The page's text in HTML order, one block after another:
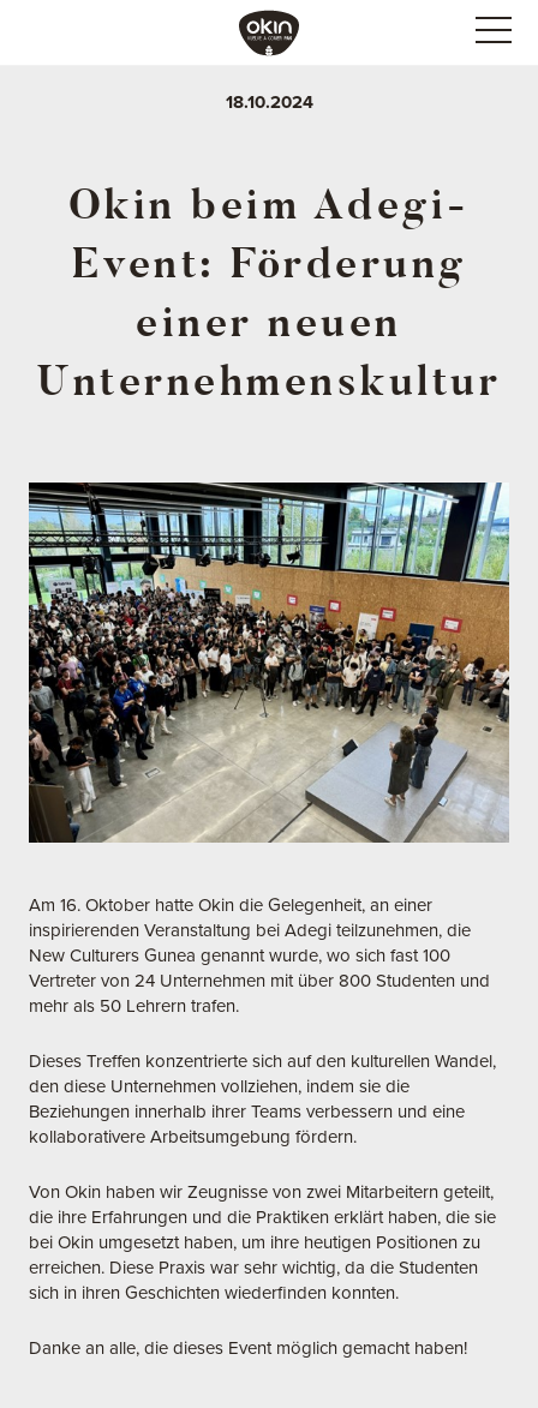
18.10.2024
Okin beim Adegi-
Event: Förderung
einer neuen
Unternehmenskultur
Am 16. Oktober hatte Okin die Gelegenheit, an einer
inspirierenden Veranstaltung bei Adegi teilzunehmen, die
New Culturers Gunea genannt wurde, wo sich fast 100
Vertreter von 24 Unternehmen mit über 800 Studenten und
mehr als 50 Lehrern trafen.
Dieses Treffen konzentrierte sich auf den kulturellen Wandel,
den diese Unternehmen vollziehen, indem sie die
Beziehungen innerhalb ihrer Teams verbessern und eine
kollaborativere Arbeitsumgebung fördern.
Von Okin haben wir Zeugnisse von zwei Mitarbeitern geteilt,
die ihre Erfahrungen und die Praktiken erklärt haben, die sie
bei Okin umgesetzt haben, um ihre heutigen Positionen zu
erreichen. Diese Praxis war sehr wichtig, da die Studenten
sich in ihren Geschichten wiederfinden konnten.
Danke an alle, die dieses Event möglich gemacht haben!